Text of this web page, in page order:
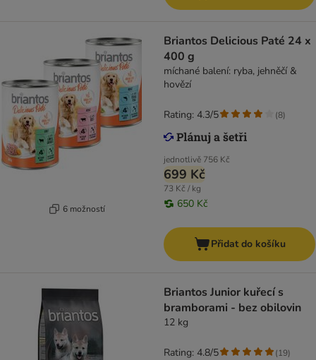
6 možností
Briantos Delicious Paté 24 x
400 g
míchané balení: ryba, jehněčí &
hovězí
jednotlivě 756 Kč
699 Kč
73 Kč / kg
650 Kč
Rating: 4.3/5 (8)
Přidat do košíku
Briantos Junior kuřecí s
bramborami - bez obilovin
12 kg
Rating: 4.8/5 (19)